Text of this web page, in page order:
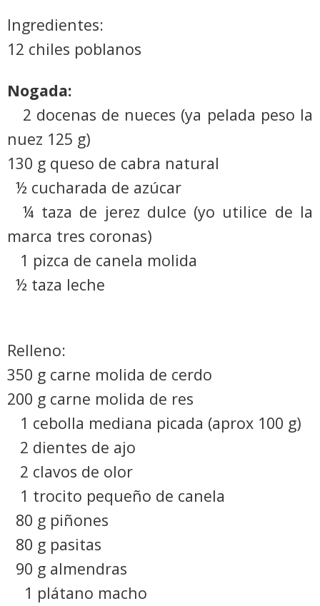
Ingredientes:
12 chiles poblanos
Nogada:
2 docenas de nueces (ya pelada peso la
nuez 125 g)
130 g queso de cabra natural
½ cucharada de azúcar
¼ taza de jerez dulce (yo utilice de la
marca tres coronas)
1 pizca de canela molida
½ taza leche
Relleno:
350 g carne molida de cerdo
200 g carne molida de res
1 cebolla mediana picada (aprox 100 g)
2 dientes de ajo
2 clavos de olor
1 trocito pequeño de canela
80 g piñones
80 g pasitas
90 g almendras
1 plátano macho